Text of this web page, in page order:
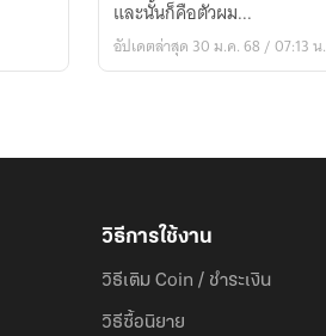
อีก
ตัว
และนั้นก็คือตัวผม...
อัปเดตล่าสุด 30 ม.ค. 68 / 07:13 น.
วิธีการใช้งาน
วิธีเติม Coin / ชำระเงิน
วิธีซื้อนิยาย